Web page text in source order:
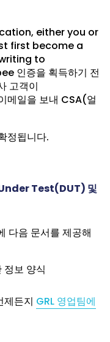
either you or
first become a
to
인증을 획득하기 전
고객이
일을 보내 CSA(얼
정됩니다.
Test(DUT) 및
다음 문서를 제공해
정보 양식
제든지 GRL 영업팀에